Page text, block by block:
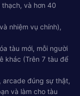
và hơn 40
nhiệm vụ chính),
tàu mới, mỗi người
khác (Trên 7 tàu để
đúng sự thật,
và làm cho tàu